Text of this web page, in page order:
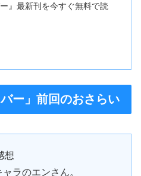
』最新刊を今すぐ無料で読
ー」前回のおさらい
想
ラのエンさん。